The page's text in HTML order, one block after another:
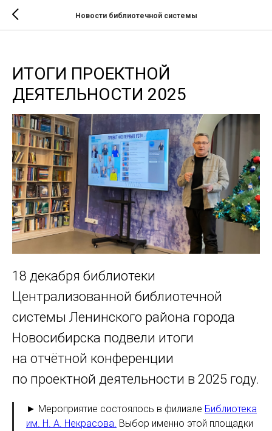
Новости библиотечной системы
ИТОГИ ПРОЕКТНОЙ
ДЕЯТЕЛЬНОСТИ 2025
18 декабря библиотеки
Централизованной библиотечной
системы Ленинского района города
Новосибирска подвели итоги
на отчётной конференции
по проектной деятельности в 2025 году.
► Мероприятие состоялось в филиале Библиотека
им. Н. А. Некрасова. Выбор именно этой площадки